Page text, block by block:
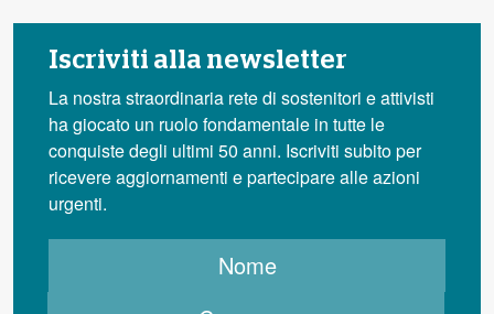
Iscriviti alla newsletter
La nostra straordinaria rete di sostenitori e attivisti
ha giocato un ruolo fondamentale in tutte le
conquiste degli ultimi 50 anni. Iscriviti subito per
ricevere aggiornamenti e partecipare alle azioni
urgenti.